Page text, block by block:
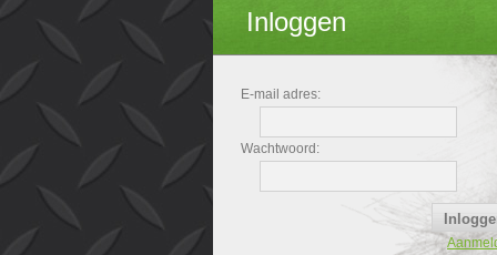
Inloggen
E-mail adres:
Wachtwoord: